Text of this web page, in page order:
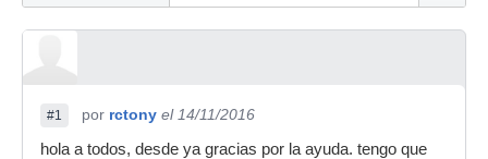
#1 por rctony el 14/11/2016
hola a todos, desde ya gracias por la ayuda. tengo que